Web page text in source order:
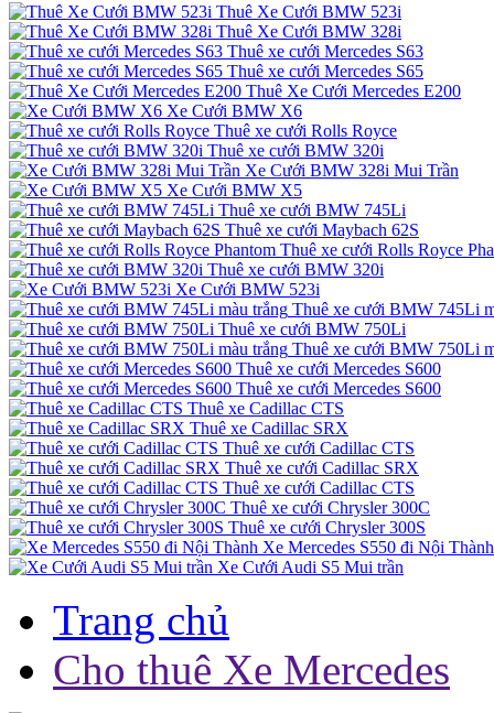
Thuê Xe Cưới BMW 523i
Thuê Xe Cưới BMW 328i
Thuê xe cưới Mercedes S63
Thuê xe cưới Mercedes S65
Thuê Xe Cưới Mercedes E200
Xe Cưới BMW X6
Thuê xe cưới Rolls Royce
Thuê xe cưới BMW 320i
Xe Cưới BMW 328i Mui Trần
Xe Cưới BMW X5
Thuê xe cưới BMW 745Li
Thuê xe cưới Maybach 62S
Thuê xe cưới Rolls Royce
Thuê xe cưới BMW 320i
Xe Cưới BMW 523i
Thuê xe cưới BMW 745Li
Thuê xe cưới BMW 750Li
Thuê xe cưới BMW 750Li
Thuê xe cưới Mercedes S600
Thuê xe cưới Mercedes S600
Thuê xe Cadillac CTS
Thuê xe Cadillac SRX
Thuê xe cưới Cadillac CTS
Thuê xe cưới Cadillac SRX
Thuê xe cưới Cadillac CTS
Thuê xe cưới Chrysler 300C
Thuê xe cưới Chrysler 300S
Xe Mercedes S550 đi Nội Thành
Xe Cưới Audi S5 Mui trần
Trang chủ
Cho thuê Xe Mercedes